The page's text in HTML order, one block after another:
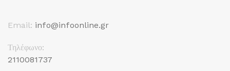
Email: info@infoonline.gr
Τηλέφωνο:
2110081737